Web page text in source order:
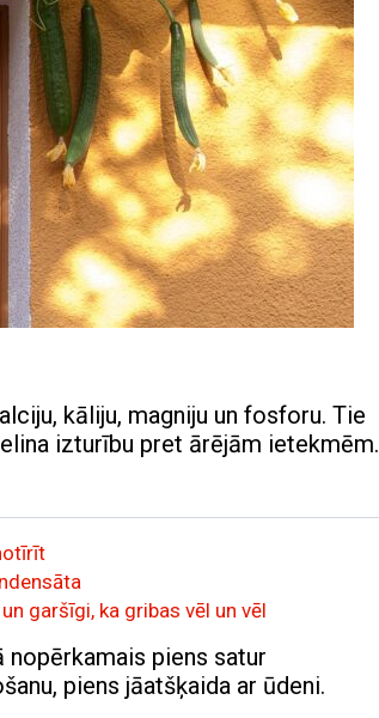
kāliju, magniju un fosforu. Tie
izturību pret ārējām ietekmēm.
garšīgi, ka gribas vēl un vēl
piens satur
piens jāatšķaida ar ūdeni.